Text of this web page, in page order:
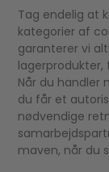
Tag endelig at
kategorier af
garanterer vi
lagerprodukter,
Når du handler
du får et
nødvendige
maven, når du